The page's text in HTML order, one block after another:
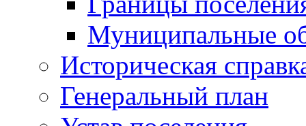
Муниципальные
Историческая
Генеральный план